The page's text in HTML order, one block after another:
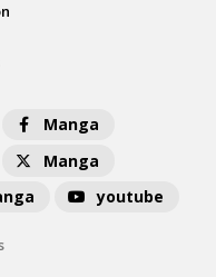
Manga
Manga
youtube